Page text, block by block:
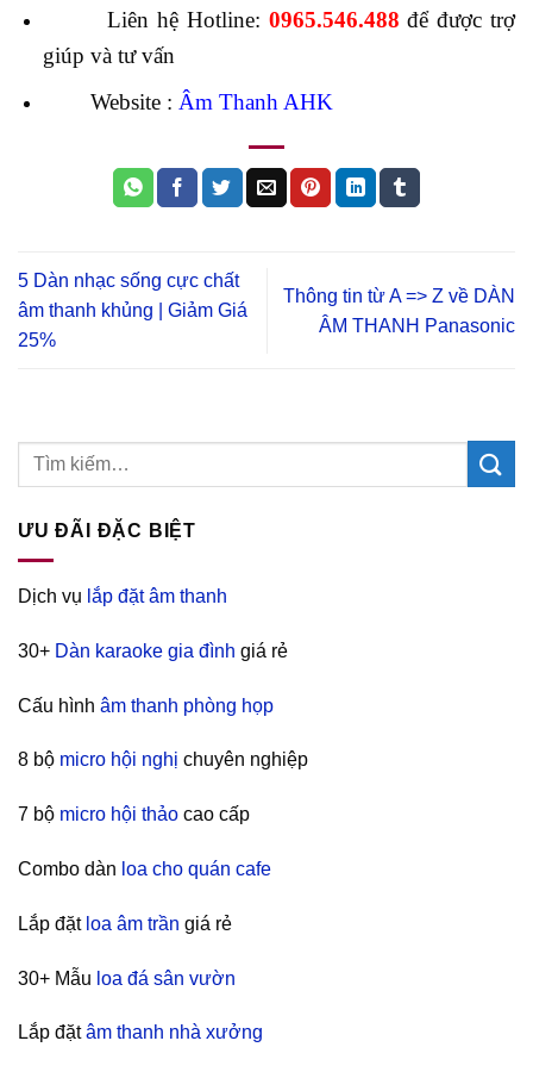
Liên hệ Hotline: 0965.546.488 để được trợ
giúp và tư vấn
Website : Âm Thanh AHK
5 Dàn nhạc sống cực chất
âm thanh khủng | Giảm Giá
25%
Thông tin từ A => Z về DÀN
ÂM THANH Panasonic
ƯU ĐÃI ĐẶC BIỆT
Dịch vụ lắp đặt âm thanh
30+ Dàn karaoke gia đình giá rẻ
Cấu hình âm thanh phòng họp
8 bộ micro hội nghị chuyên nghiệp
7 bộ micro hội thảo cao cấp
Combo dàn loa cho quán cafe
Lắp đặt loa âm trần giá rẻ
30+ Mẫu loa đá sân vườn
Lắp đặtâm thanh nhà xưởng